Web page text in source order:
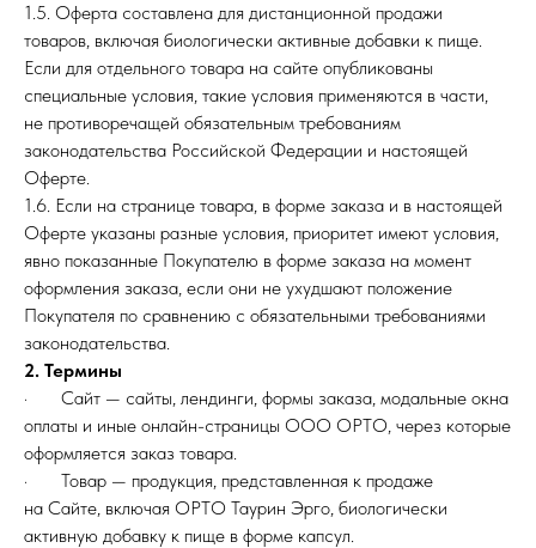
1.5. Оферта составлена для дистанционной продажи
товаров, включая биологически активные добавки к пище.
Если для отдельного товара на сайте опубликованы
специальные условия, такие условия применяются в части,
не противоречащей обязательным требованиям
законодательства Российской Федерации и настоящей
Оферте.
1.6. Если на странице товара, в форме заказа и в настоящей
Оферте указаны разные условия, приоритет имеют условия,
явно показанные Покупателю в форме заказа на момент
оформления заказа, если они не ухудшают положение
Покупателя по сравнению с обязательными требованиями
законодательства.
2. Термины
· Сайт — сайты, лендинги, формы заказа, модальные окна
оплаты и иные онлайн-страницы ООО ОРТО, через которые
оформляется заказ товара.
· Товар — продукция, представленная к продаже
на Сайте, включая ОРТО Таурин Эрго, биологически
активную добавку к пище в форме капсул.